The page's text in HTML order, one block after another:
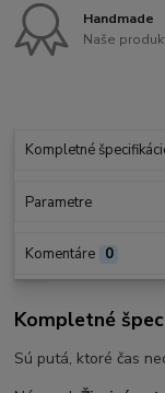
Handmade
Naše
Kompletné
Parametre
Komentáre 0
Kompletné
Sú putá, ktoré čas